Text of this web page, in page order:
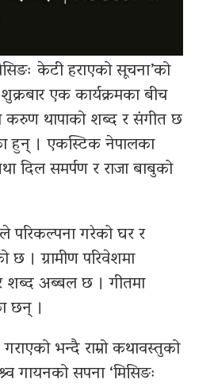
केटी हराएको सूचना’को
एक कार्यक्रमका बीच
करुण थापाको शब्द र संगीत छ
हुन् । एकस्टिक नेपालका
दिल समर्पण र राजा बाबुको
परिकल्पना गरेको घर र
छ । ग्रामीण परिवेशमा
शब्द अब्बल छ । गीतमा
छन् ।
गराएको भन्दै राम्रो कथावस्तुको
गायनको सपना ‘मिसिङः